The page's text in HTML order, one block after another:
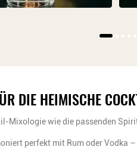
DIE HEIMISCHE
Mixologie wie die passenden
perfekt mit Rum oder Vodka